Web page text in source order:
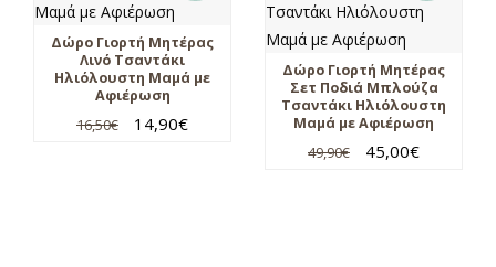
Δώρο Γιορτή Μητέρας
Λινό Τσαντάκι
Ηλιόλουστη Μαμά με
Αφιέρωση
16,50€ 14,90€
Δώρο Γιορτή Μητέρας
Σετ Ποδιά Μπλούζα
Τσαντάκι Ηλιόλουστη
Μαμά με Αφιέρωση
49,90€ 45,00€